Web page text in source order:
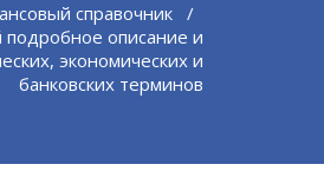
справочник /
описание и
экономических и
банковских терминов